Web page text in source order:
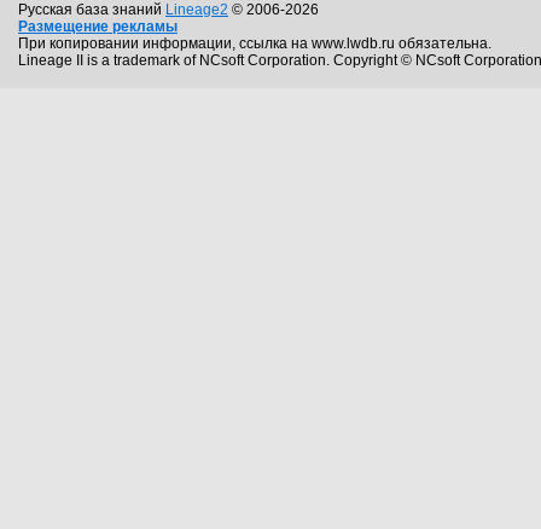
Русская база знаний Lineage2 © 2006-2026
Размещение рекламы
При копировании информации, ссылка на www.lwdb.ru обязательна.
Lineage II is a trademark of NCsoft Corporation. Copyright © NCsoft